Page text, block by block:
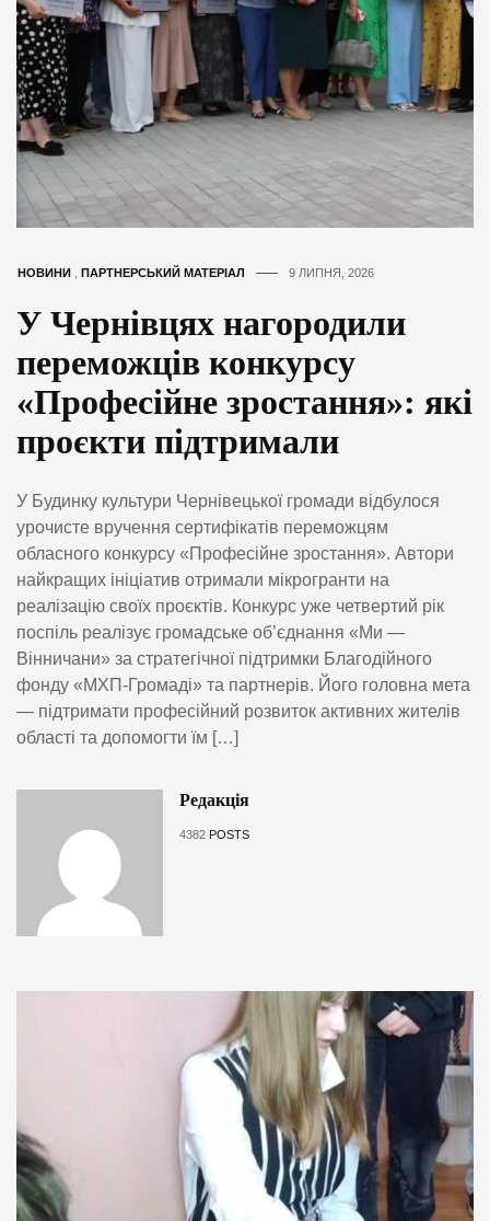
НОВИНИ ПАРТНЕРСЬКИЙ МАТЕРІАЛ 9 ЛИПНЯ, 2026
У Чернівцях нагородили
переможців конкурсу
«Професійне зростання»: які
проєкти підтримали
У Будинку культури Чернівецької громади відбулося
урочисте вручення сертифікатів переможцям
обласного конкурсу «Професійне зростання». Автори
найкращих ініціатив отримали мікрогранти на
реалізацію своїх проєктів. Конкурс уже четвертий рік
поспіль реалізує громадське об’єднання «Ми —
Вінничани» за стратегічної підтримки Благодійного
фонду «МХП-Громаді» та партнерів. Його головна мета
— підтримати професійний розвиток активних жителів
області та допомогти їм […]
Редакція
4382 POSTS